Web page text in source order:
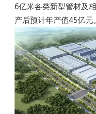
6亿米各类新型管材及
产后预计年产值45亿元。